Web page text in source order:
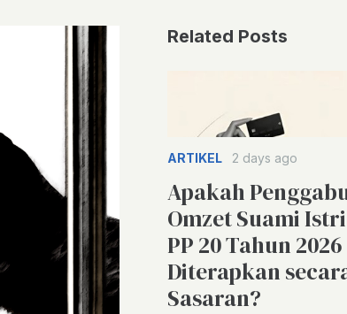
Related Posts
ARTIKEL 2 days ago
Apakah
Omzet Suami
PP 20 Tahun 2026
Diterapkan
Sasaran?